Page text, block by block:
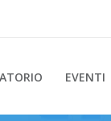
EVENTI